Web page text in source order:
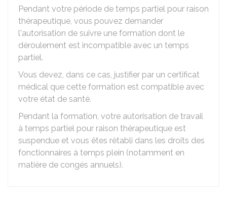
Pendant votre période de temps partiel pour raison
thérapeutique, vous pouvez demander
l'autorisation de suivre une formation dont le
déroulement est incompatible avec un temps
partiel.
Vous devez, dans ce cas, justifier par un certificat
médical que cette formation est compatible avec
votre état de santé.
Pendant la formation, votre autorisation de travail
à temps partiel pour raison thérapeutique est
suspendue et vous êtes rétabli dans les droits des
fonctionnaires à temps plein (notamment en
matière de congés annuels).